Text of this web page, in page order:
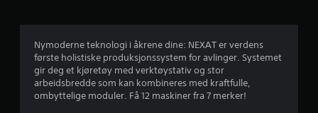
r
i
Nymoderne teknologi i åkrene dine: NEXAT er verdens
første holistiske produksjonssystem for avlinger. Systemet
gir deg et kjøretøy med verktøystativ og stor
arbeidsbredde som kan kombineres med kraftfulle,
ombyttelige moduler. Få 12 maskiner fra 7 merker!